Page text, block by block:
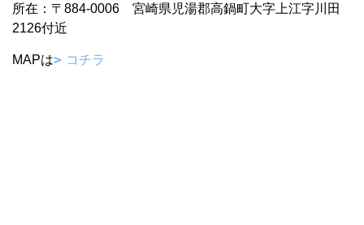
所在：〒884-0006 宮崎県児湯郡高鍋町大字上江字川田
2126付近
MAPは コチラ